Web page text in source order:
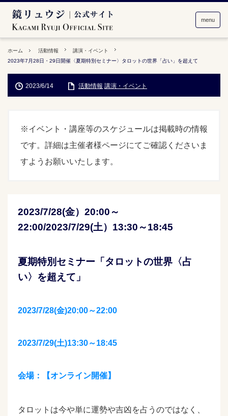
menu
ホーム 活動情報
講演・イベント
2023年7月28日・29日開催〈夏期特別セミナー〉タロットの世界「占い」を超えて
2023/6/14 活動情報 講演・イベント
※イベント・講座等のスケジュールは掲載時の情報
です。詳細は主催者様ページにてご確認くださいま
すようお願いいたします。
2023/7/28(金）20:00～
22:00/2023/7/29(土）13:30～18:45
夏期特別セミナー「タロットの世界〈占
い〉を超えて」
2023/7/28(金)20:00～22:00
2023/7/29(土)13:30～18:45
会場：【オンライン開催】
タロットは今や単に運勢や吉凶を占うのではなく、